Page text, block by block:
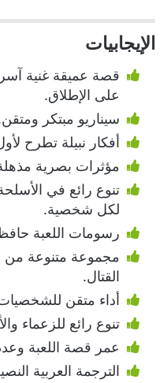
الإيجابيات
قصة عميقة غنية
على الإطلاق.
سيناريو مبتكر
أفكار نبيلة تطرح
مؤثرات بصرية
تنوع رائع في
لكل شخصية.
رسومات اللعبة
مجموعة متنوعة من
القتال.
أداء متقن
تنوع رائع للزعماء
عمر قصة اللعبة
الترجمة العربية